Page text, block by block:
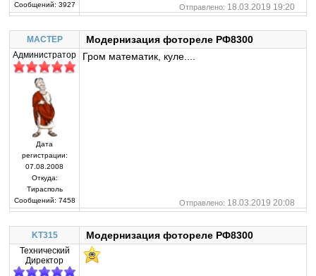
Сообщений: 3927 Отправлено: 18.03.2019 19:20
MACTEP Модернизация фотореле РФ8300
Администратор
Дата
регистрации:
07.08.2008
Откуда:
Тирасполь
Сообщений: 7458
Гром математик, куле....
Отправлено: 18.03.2019 20:08
KT315 Модернизация фотореле РФ8300
Технический
Директор